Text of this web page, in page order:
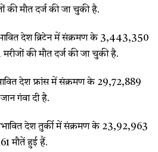
मौत दर्ज की जा चुकी है.
देश ब्रिटेन में संक्रमण के 3,443,350
की मौत दर्ज की जा चुकी है.
देश फ्रांस में संक्रमण के 29,72,889
गंवा दी है.
देश तुर्की में संक्रमण के 23,92,963
मौतें हुई हैं.